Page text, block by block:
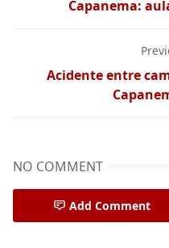
Capanema:
Acidente entre
NO COMMENT
Add Comment